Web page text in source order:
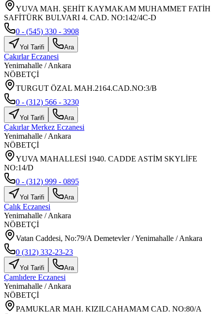
YUVA MAH. ŞEHİT KAYMAKAM MUHAMMET FATİH
SAFİTÜRK BULVARI 4. CAD. NO:142/4C-D
0 - (545) 330 - 3908
Yol Tarifi Ara
Çakırlar Eczanesi
Yenimahalle /Ankara
NÖBETÇİ
TURGUT ÖZAL MAH.2164.CAD.NO:3/B
0 - (312) 566 - 3230
Yol Tarifi Ara
Çakırlar Merkez Eczanesi
Yenimahalle /Ankara
NÖBETÇİ
YUVA MAHALLESİ 1940. CADDE ASTİM SKYLİFE
NO:14/D
0 - (312) 999 - 0895
Yol Tarifi Ara
Çalık Eczanesi
Yenimahalle /Ankara
NÖBETÇİ
Vatan Caddesi, No:79/A Demetevler / Yenimahalle / Ankara
0 (312) 332-23-23
Yol Tarifi Ara
Çamlıdere Eczanesi
Yenimahalle /Ankara
NÖBETÇİ
PAMUKLAR MAH. KIZILCAHAMAM CAD. NO:80/A